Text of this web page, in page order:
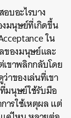
บอะไรบาง
มนุษย์ที่เกิดขึ้น
ใน
ของมนุษย์และ
เขาพลิกกลับโดย
าของเล่นที่เขา
มนุษย์ใช้รับมือ
ารใช้เหตุผล แต่